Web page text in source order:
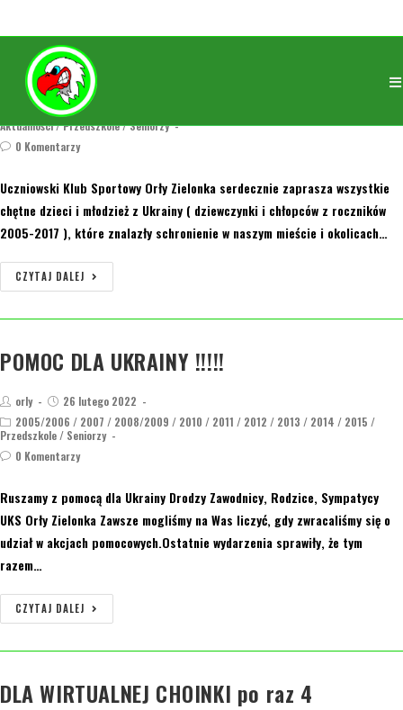
Treningi dla dzieci z Ukrainy !!!
orly
4 marca 2022
2005/2006/2007
Aktualności/Przedszkole/Seniorzy
0 Komentarzy
Uczniowski Klub Sportowy Orły Zielonka serdecznie zaprasza wszystkie
chętne dzieci i młodzież z Ukrainy ( dziewczynki i chłopców z roczników
2005-2017 ), które znalazły schronienie w naszym mieście i okolicach…
CZYTAJ DALEJ
POMOC DLA UKRAINY !!!!!
orly
26 lutego 2022
2005/2006 / 2007 / 2008/2009 / 2010 / 2011 / 2012 / 2013 / 2014 / 2015 /
Przedszkole / Seniorzy
0 Komentarzy
Ruszamy z pomocą dla Ukrainy Drodzy Zawodnicy, Rodzice, Sympatycy
UKS Orły Zielonka Zawsze mogliśmy na Was liczyć, gdy zwracaliśmy się o
udział w akcjach pomocowych.Ostatnie wydarzenia sprawiły, że tym
razem…
CZYTAJ DALEJ
DLA WIRTUALNEJ CHOINKI po raz 4